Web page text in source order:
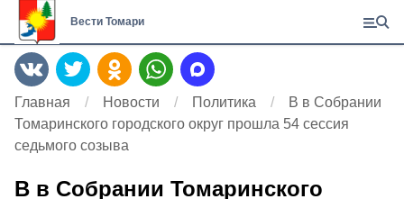
Вести Томари
Главная Новости Политика
В в Собрании
Томаринского городского округ прошла 54 сессия
седьмого созыва
В в Собрании Томаринского